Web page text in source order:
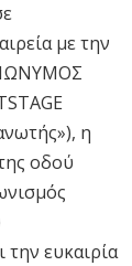
με την
η
οδού
την ευκαιρία